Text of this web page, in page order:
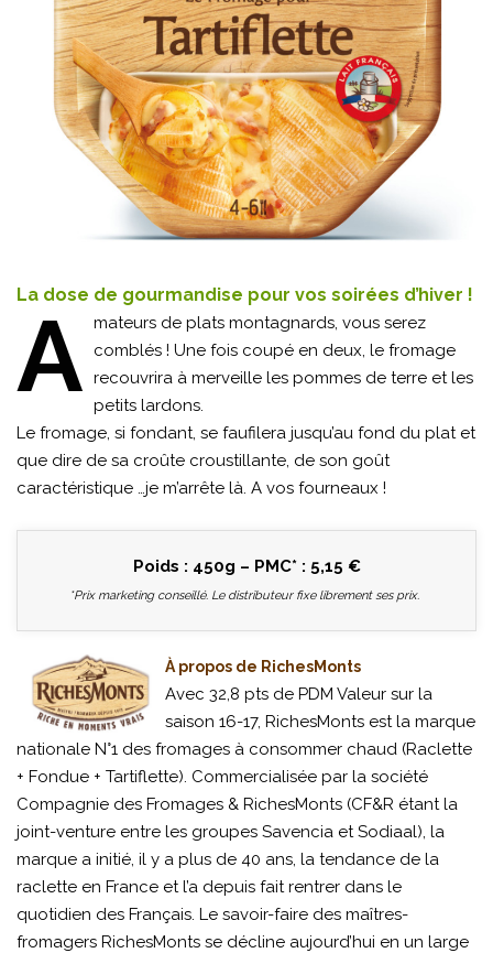
La dose de gourmandise pour vos soirées d’hiver !
A mateurs de plats montagnards, vous serez
comblés ! Une fois coupé en deux, le fromage
recouvrira à merveille les pommes de terre et les
petits lardons.
Le fromage, si fondant, se faufilera jusqu’au fond du plat et
que dire de sa croûte croustillante, de son goût
caractéristique …je m’arrête là. A vos fourneaux !
Poids : 450g – PMC* : 5,15 €
*Prix marketing conseillé. Le distributeur fixe librement ses prix.
À propos de RichesMonts
Avec 32,8 pts de PDM Valeur sur la
saison 16-17, RichesMonts est la marque
nationale N°1 des fromages à consommer chaud (Raclette
+ Fondue + Tartiflette). Commercialisée par la société
Compagnie des Fromages & RichesMonts (CF&R étant la
joint-venture entre les groupes Savencia et Sodiaal), la
marque a initié, il y a plus de 40 ans, la tendance de la
raclette en France et l’a depuis fait rentrer dans le
quotidien des Français. Le savoir-faire des maîtres-
fromagers RichesMonts se décline aujourd’hui en un large